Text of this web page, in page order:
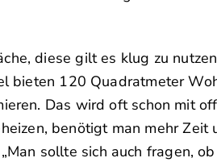
diese gilt es klug zu
bieten 120 Quadratmeter
Das wird oft schon mit
benötigt man mehr
sollte sich auch fragen,